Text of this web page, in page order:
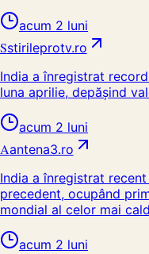
acum 2 luni
Sstirileprotv.ro
India a înregistrat
luna aprilie, depășind
acum 2 luni
Aantena3.ro
India a înregistrat
precedent, ocupând
mondial al celor mai
acum 2 luni